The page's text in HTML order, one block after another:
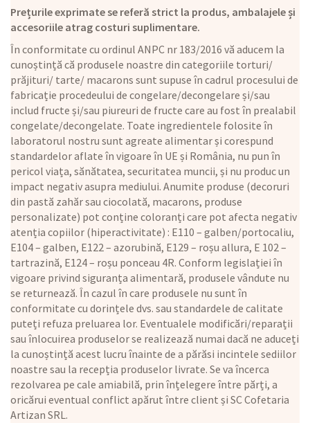
Prețurile exprimate se referă strict la produs, ambalajele și
accesoriile atrag costuri suplimentare.
În conformitate cu ordinul ANPC nr 183/2016 vă aducem la
cunoștință că produsele noastre din categoriile torturi/
prăjituri/ tarte/ macarons sunt supuse în cadrul procesului de
fabricație procedeului de congelare/decongelare și/sau
includ fructe și/sau piureuri de fructe care au fost în prealabil
congelate/decongelate. Toate ingredientele folosite în
laboratorul nostru sunt agreate alimentar și corespund
standardelor aflate în vigoare în UE și România, nu pun în
pericol viața, sănătatea, securitatea muncii, și nu produc un
impact negativ asupra mediului. Anumite produse (decoruri
din pastă zahăr sau ciocolată, macarons, produse
personalizate) pot conține coloranți care pot afecta negativ
atenția copiilor (hiperactivitate) : E110 – galben/portocaliu,
E104 – galben, E122 – azorubină, E129 – roșu allura, E 102 –
tartrazină, E124 – roșu ponceau 4R. Conform legislației în
vigoare privind siguranța alimentară, produsele vândute nu
se returnează. În cazul în care produsele nu sunt în
conformitate cu dorințele dvs. sau standardele de calitate
puteți refuza preluarea lor. Eventualele modificări/reparații
sau înlocuirea produselor se realizează numai dacă ne aduceți
la cunoștință acest lucru înainte de a părăsi incintele sediilor
noastre sau la recepția produselor livrate. Se va încerca
rezolvarea pe cale amiabilă, prin înțelegere între părți, a
oricărui eventual conflict apărut între client și SC Cofetaria
Artizan SRL.